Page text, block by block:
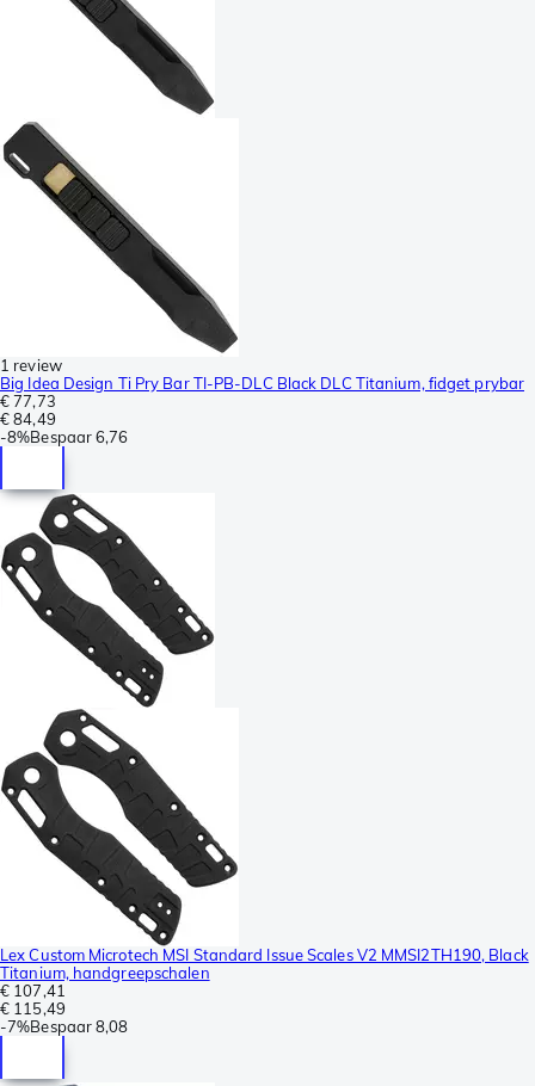
1 review
Big Idea Design Ti Pry Bar TI-PB-DLC Black DLC Titanium, fidget prybar
€ 77,73
€ 84,49
-8%Bespaar6,76
Lex Custom Microtech MSI Standard Issue Scales V2 MMSI2TH190, Black
Titanium, handgreepschalen
€ 107,41
€ 115,49
-7%Bespaar8,08